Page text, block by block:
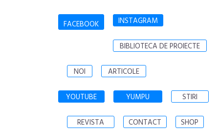
FACEBOOK INSTAGRAM
BIBLIOTECA DE PROIECTE
NOI ARTICOLE
YOUTUBE YUMPU STIRI
REVISTA CONTACT SHOP